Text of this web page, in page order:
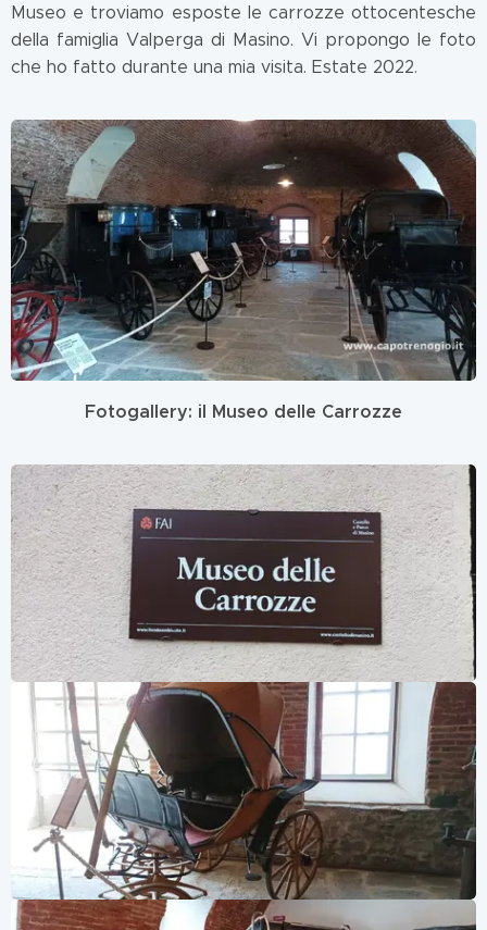
Museo e troviamo esposte le carrozze ottocentesche
della famiglia Valperga di Masino. Vi propongo le foto
che ho fatto durante una mia visita. Estate 2022.
Fotogallery: il Museo delle Carrozze